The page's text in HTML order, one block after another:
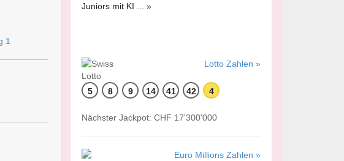
Juniors mit KI ... »
Lotto Zahlen »
5 8 9 14 41 42 4
Nächster Jackpot: CHF 17'300'000
Euro Millions Zahlen »